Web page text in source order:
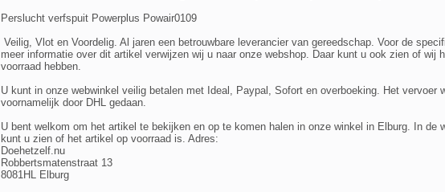
Perslucht verfspuit Powerplus Powair0109
Veilig, Vlot en Voordelig. Al jaren een betrouwbare leverancier van gereedschap. Voor de
meer informatie over dit artikel verwijzen wij u naar onze webshop. Daar kunt u ook zien of wij
voorraad hebben.
U kunt in onze webwinkel veilig betalen met Ideal, Paypal, Sofort en overboeking. Het vervoer
voornamelijk door DHL gedaan.
U bent welkom om het artikel te bekijken en op te komen halen in onze winkel in Elburg. In de
kunt u zien of het artikel op voorraad is. Adres:
Doehetzelf.nu
Robbertsmatenstraat 13
8081HL Elburg